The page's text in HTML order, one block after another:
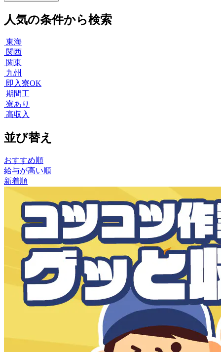
人気の条件から検索
東海
関西
関東
九州
即入寮OK
期間工
寮あり
高収入
並び替え
おすすめ順
給与が高い順
新着順